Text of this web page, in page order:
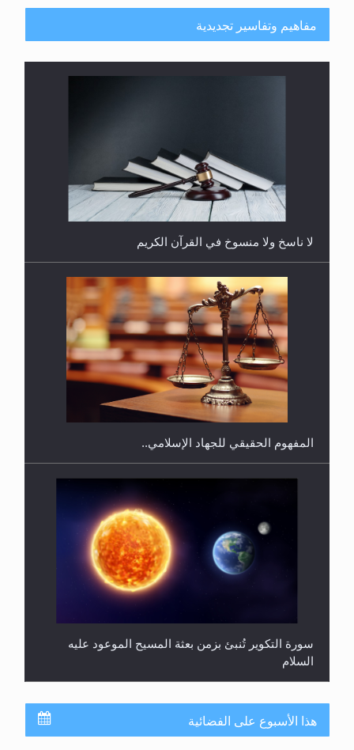
هل يُحسب حول الزكاة وفق السنة الميلادية أو الهجرية؟
هل يجوز فتح مشروع كوافير نسائي للمحجبات وغير
المحجبات؟
مفاهيم وتفاسير تجديدية
لا ناسخ ولا منسوخ في القرآن الكريم
المفهوم الحقيقي للجهاد الإسلامي..
سورة التكوير تُنبئ بزمن بعثة المسيح الموعود عليه
السلام
هذا الأسبوع على الفضائية